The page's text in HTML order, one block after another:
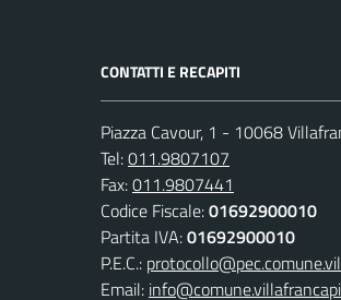
CONTATTI E RECAPITI
Piazza Cavour, 1 - 10068
Tel:011.9807107
Fax:011.9807441
Codice Fiscale:01692900010
Partita IVA:01692900010
P.E.C.:
Email: